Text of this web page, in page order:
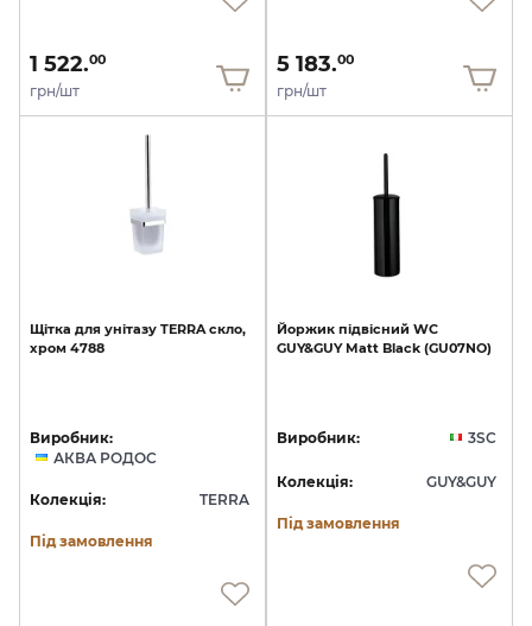
1 522.00
грн/шт
5 183.00
грн/шт
Щітка для унітазу TERRA скло,
хром 4788
Виробник:
АКВА РОДОС
Колекція: TERRA
Під замовлення
Йоржик підвісний WC
GUY&GUY Matt Black (GU07NO)
Виробник: 3SC
Колекція: GUY&GUY
Під замовлення